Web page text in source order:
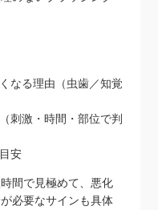
なる理由（虫歯／知覚
刺激・時間・部位で判
安
間で見極めて、悪化
必要なサインも具体